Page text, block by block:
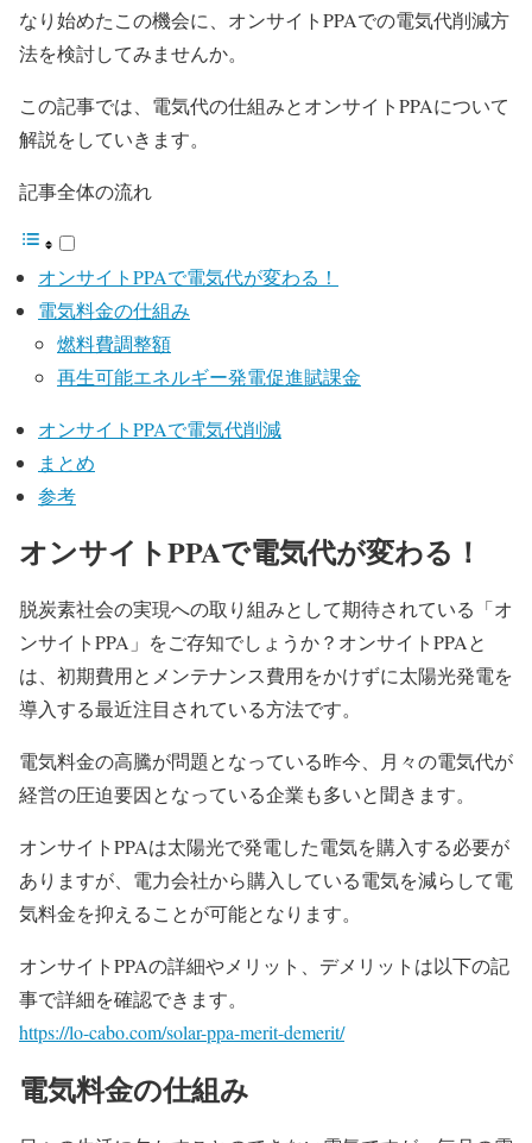
なり始めたこの機会に、オンサイトPPAでの電気代削減方
法を検討してみませんか。
この記事では、電気代の仕組みとオンサイトPPAについて
解説をしていきます。
記事全体の流れ
オンサイトPPAで電気代が変わる！
電気料金の仕組み
燃料費調整額
再生可能エネルギー発電促進賦課金
オンサイトPPAで電気代削減
まとめ
参考
オンサイトPPAで電気代が変わる！
脱炭素社会の実現への取り組みとして期待されている「オ
ンサイトPPA」をご存知でしょうか？オンサイトPPAと
は、初期費用とメンテナンス費用をかけずに太陽光発電を
導入する最近注目されている方法です。
電気料金の高騰が問題となっている昨今、月々の電気代が
経営の圧迫要因となっている企業も多いと聞きます。
オンサイトPPAは太陽光で発電した電気を購入する必要が
ありますが、電力会社から購入している電気を減らして電
気料金を抑えることが可能となります。
オンサイトPPAの詳細やメリット、デメリットは以下の記
事で詳細を確認できます。
https://lo-cabo.com/solar-ppa-merit-demerit/
電気料金の仕組み